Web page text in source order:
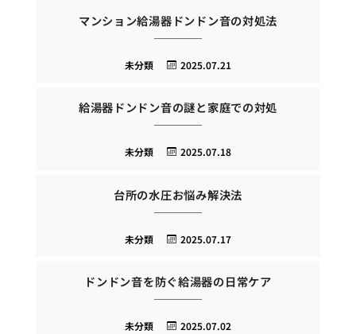
マンション給湯器ドンドン音の対処法
2025.07.21
未分類
給湯器ドンドン音の謎と家庭での対処
2025.07.18
未分類
台所の水圧お悩み解決法
2025.07.17
未分類
ドンドン音を防ぐ給湯器の日常ケア
2025.07.02
未分類